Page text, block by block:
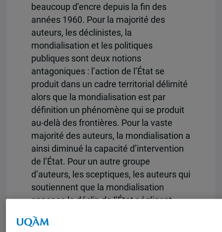
beaucoup d’encre depuis la fin des
années 1960. Pour la majorité des
auteurs, les déclinistes, la
mondialisation et les politiques
publiques sont deux notions
antagoniques : l’action de l’État se
produit dans un cadre territorial délimité
alors que la mondialisation est par
définition un phénomène qui se produit
au-delà des frontières. Pour la vaste
majorité des auteurs, la mondialisation a
ainsi diminué la capacité d’intervention
de l’État. Pour un autre groupe
d’auteurs, les sceptiques, les auteurs qui
soutiennent que la mondialisation
annonce le déclin de l’État négligent
lesquels la mondialisation affecte la